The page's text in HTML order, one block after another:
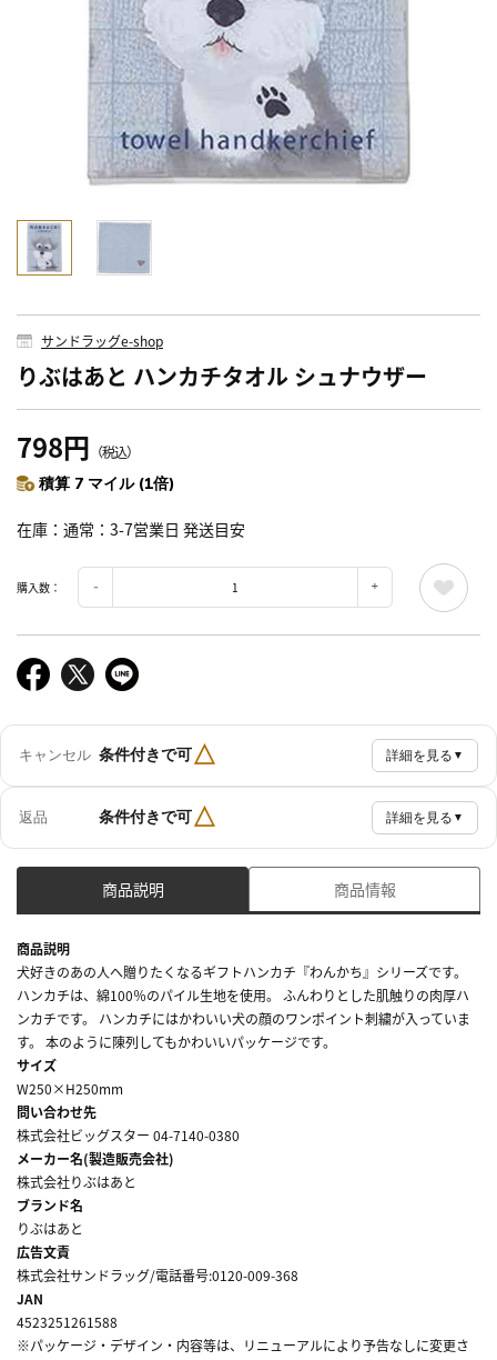
サンドラッグe-shop
りぶはあと ハンカチタオル シュナウザー
798円 （税込）
積算 7 マイル (1倍)
在庫 通常：3-7営業日 発送目安
購入数：
キャンセル 条件付きで可△ 詳細を見る ▼
返品 条件付きで可△ 詳細を見る ▼
商品説明 商品情報
商品説明
犬好きのあの人へ贈りたくなるギフトハンカチ『わんかち』シリーズです。
ハンカチは、綿100％のパイル生地を使用。 ふんわりとした肌触りの肉厚ハ
ンカチです。 ハンカチにはかわいい犬の顔のワンポイント刺繍が入っていま
す。 本のように陳列してもかわいいパッケージです。
サイズ
W250×H250mm
問い合わせ先
株式会社ビッグスター 04-7140-0380
メーカー名(製造販売会社)
株式会社りぶはあと
ブランド名
りぶはあと
広告文責
株式会社サンドラッグ/電話番号:0120-009-368
JAN
4523251261588
※パッケージ・デザイン・内容等は、リニューアルにより予告なしに変更さ